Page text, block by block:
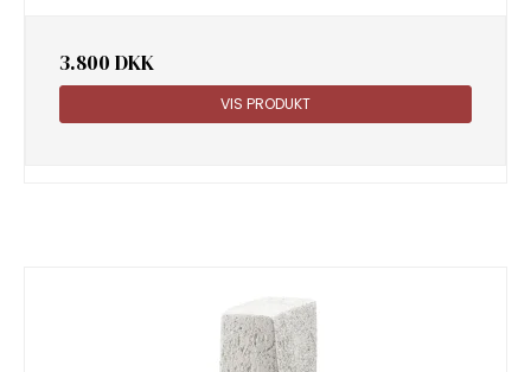
3.800 DKK
VIS PRODUKT